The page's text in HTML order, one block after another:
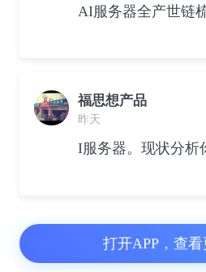
AI服务器全产世链
福思想产品
昨天
I服务器。现状分析
打开APP，查